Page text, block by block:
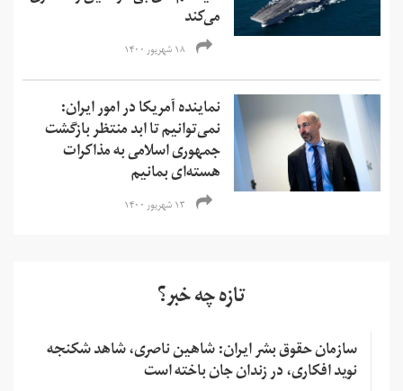
می‌کند
۱۸ شهریور ۱۴۰۰
نماینده آمریکا در امور ایران:
نمی‌‌توانیم تا ابد منتظر بازگشت
جمهوری اسلامی به مذاکرات
هسته‌ای بمانیم
۱۳ شهریور ۱۴۰۰
تازه چه خبر؟
سازمان حقوق بشر ایران: شاهین ناصری، شاهد شکنجه
نوید افکاری، در زندان جان باخته است